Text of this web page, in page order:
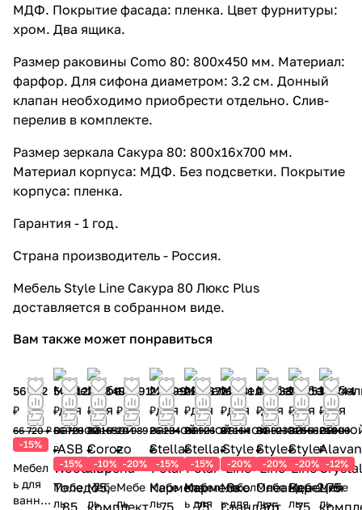
МДФ. Покрытие фасада: пленка. Цвет фурнитуры:
хром. Два ящика.
Размер раковины Como 80: 800x450 мм. Материал:
фарфор. Для сифона диаметром: 3.2 см. Донный
клапан необходимо приобрести отдельно. Слив-
перелив в комплекте.
Размер зеркала Сакура 80: 800x16x700 мм.
Материал корпуса: МДФ. Без подсветки. Покрытие
корпуса: пленка.
Гарантия - 1 год.
Страна производитель - Россия.
Мебель Style Line Сакура 80 Люкс Plus
доставляется в собранном виде.
Вам также может понравиться
56 712
₽
66 720 ₽
-15%
Мебел
ь для
ванно
56 712
₽
66 720
₽
-15%
Мебе
ль
29 849
₽
33 165
₽
-10%
Мебе
ль
16 791
₽
20 989
₽
-20%
Мебе
ль
22 299
₽
26 234
₽
-15%
Мебе
ль
22 887
₽
26 926
₽
-15%
Мебел
ь для
21 731
₽
27 164
₽
-20%
Мебел
ь для
24 738
₽
30 923
₽
-20%
Мебе
ль
25 253
₽
31 566
₽
-20%
Мебе
ль
18 744
₽
21 300
₽
-12%
Мебе
ль